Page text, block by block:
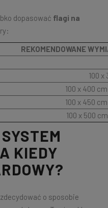
dopasować flagi na
REKOMENDOWANE
100 x
100 x 400
100 x 450
100 x 500
KIEDY
o sposobie